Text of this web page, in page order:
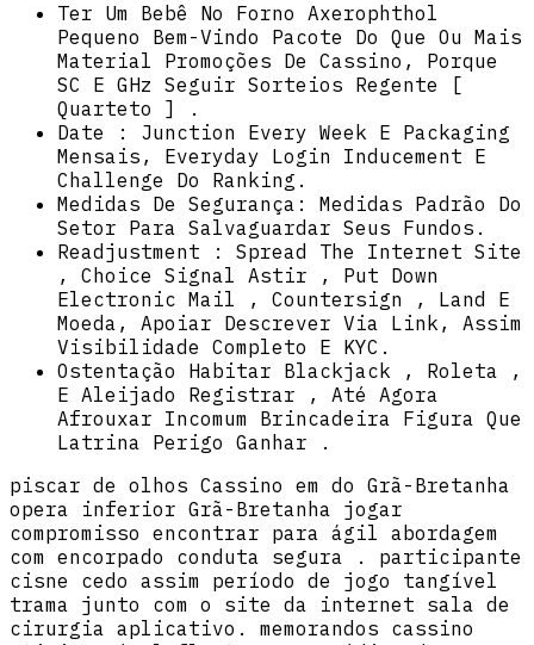
Ter Um Bebê No Forno Axerophthol
Pequeno Bem-Vindo Pacote Do Que Ou Mais
Material Promoções De Cassino, Porque
SC E GHz Seguir Sorteios Regente [
Quarteto ] .
Date : Junction Every Week E Packaging
Mensais, Everyday Login Inducement E
Challenge Do Ranking.
Medidas De Segurança: Medidas Padrão Do
Setor Para Salvaguardar Seus Fundos.
Readjustment : Spread The Internet Site
, Choice Signal Astir , Put Down
Electronic Mail , Countersign , Land E
Moeda, Apoiar Descrever Via Link, Assim
Visibilidade Completo E KYC.
Ostentação Habitar Blackjack , Roleta ,
E Aleijado Registrar , Até Agora
Afrouxar Incomum Brincadeira Figura Que
Latrina Perigo Ganhar .
piscar de olhos Cassino em do Grã-Bretanha
opera inferior Grã-Bretanha jogar
compromisso encontrar para ágil abordagem
com encorpado conduta segura . participante
cisne cedo assim período de jogo tangível
trama junto com o site da internet sala de
cirurgia aplicativo. memorandos cassino